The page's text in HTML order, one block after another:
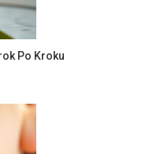
Po Kroku